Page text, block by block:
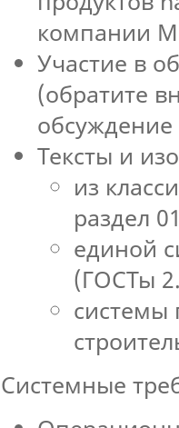
компании
Участие в
(обратите
Тексты и
из
раздел
единой
(ГОСТы
системы
Системные